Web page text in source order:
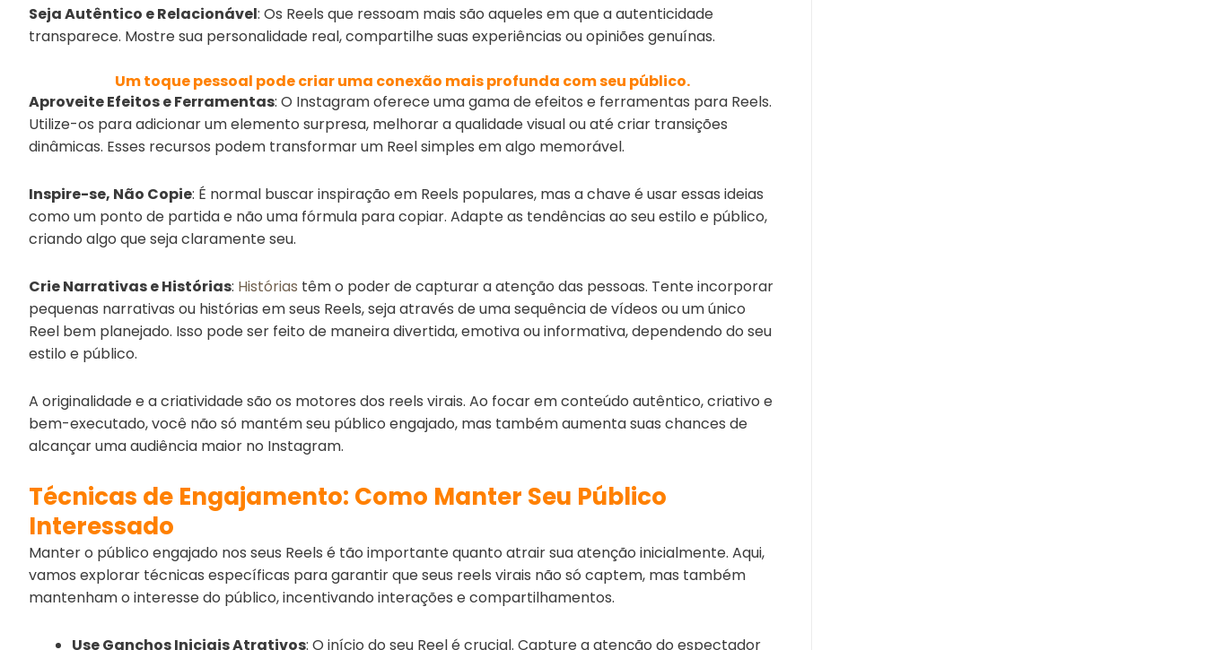
Seja Autêntico e Relacionável: Os Reels que ressoam mais são aqueles em que a autenticidade
transparece. Mostre sua personalidade real, compartilhe suas experiências ou opiniões genuínas.
Um toque pessoal pode criar uma conexão mais profunda com seu público.
Aproveite Efeitos e Ferramentas: O Instagram oferece uma gama de efeitos e ferramentas para Reels.
Utilize-os para adicionar um elemento surpresa, melhorar a qualidade visual ou até criar transições
dinâmicas. Esses recursos podem transformar um Reel simples em algo memorável.
Inspire-se, Não Copie: É normal buscar inspiração em Reels populares, mas a chave é usar essas ideias
como um ponto de partida e não uma fórmula para copiar. Adapte as tendências ao seu estilo e público,
criando algo que seja claramente seu.
Crie Narrativas e Histórias: Histórias têm o poder de capturar a atenção das pessoas. Tente incorporar
pequenas narrativas ou histórias em seus Reels, seja através de uma sequência de vídeos ou um único
Reel bem planejado. Isso pode ser feito de maneira divertida, emotiva ou informativa, dependendo do seu
estilo e público.
A originalidade e a criatividade são os motores dos reels virais. Ao focar em conteúdo autêntico, criativo e
bem-executado, você não só mantém seu público engajado, mas também aumenta suas chances de
alcançar uma audiência maior no Instagram.
Técnicas de Engajamento: Como Manter Seu Público
Interessado
Manter o público engajado nos seus Reels é tão importante quanto atrair sua atenção inicialmente. Aqui,
vamos explorar técnicas específicas para garantir que seus reels virais não só captem, mas também
mantenham o interesse do público, incentivando interações e compartilhamentos.
Use Ganchos Iniciais Atrativos: O início do seu Reel é crucial. Capture a atenção do espectador